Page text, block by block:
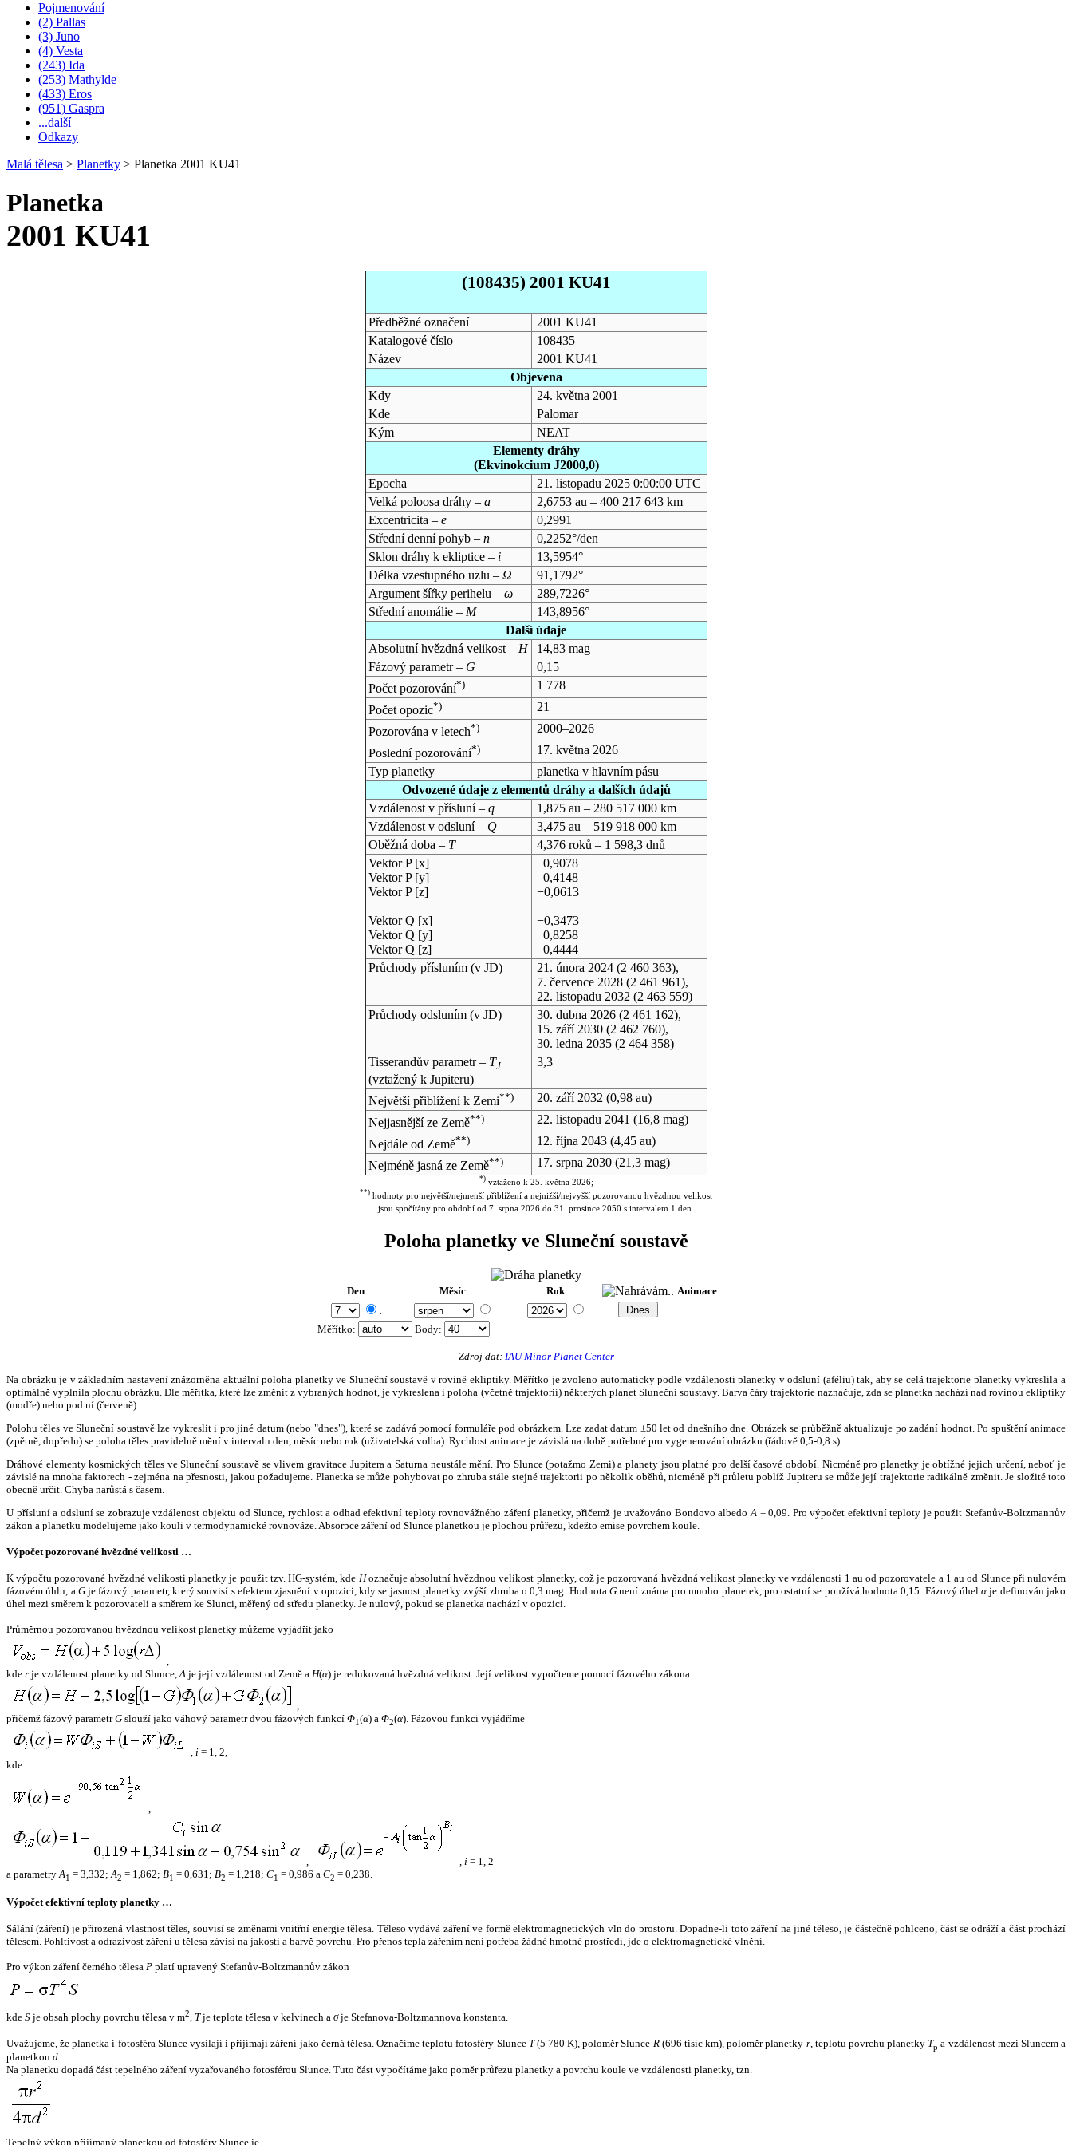
Pojmenování
(2) Pallas
(3) Juno
(4) Vesta
(243) Ida
(253) Mathylde
(433) Eros
(951) Gaspra
...další
Odkazy
Malá tělesa > Planetky > Planetka 2001 KU41
Planetka
2001 KU41
(108435) 2001 KU41
Předběžné označení
2001 KU41
Katalogové číslo
108435
Název
2001 KU41
Objevena
Kdy
24. května 2001
Kde
Palomar
Kým
NEAT
Elementy dráhy
(Ekvinokcium J2000,0)
Epocha
21. listopadu 2025 0:00:00 UTC
Velká poloosa dráhy – a
2,6753 au – 400 217 643 km
Excentricita – e
0,2991
Střední denní pohyb – n
0,2252°/den
Sklon dráhy k ekliptice – i
13,5954°
Délka vzestupného uzlu – Ω
91,1792°
Argument šířky perihelu – ω
289,7226°
Střední anomálie – M
143,8956°
Další údaje
Absolutní hvězdná velikost – H
14,83 mag
Fázový parametr – G
0,15
Počet pozorování*)
1 778
Počet opozic*)
21
Pozorována v letech*)
2000–2026
Poslední pozorování*)
17. května 2026
Typ planetky
planetka v hlavním pásu
Odvozené údaje z elementů dráhy a dalších údajů
Vzdálenost v přísluní – q
1,875 au – 280 517 000 km
Vzdálenost v odsluní – Q
3,475 au – 519 918 000 km
Oběžná doba – T
4,376 roků – 1 598,3 dnů
Vektor P [x]
Vektor P [y]
Vektor P [z]
Vektor Q [x]
Vektor Q [y]
Vektor Q [z]
0,9078
0,4148
−0,0613
−0,3473
0,8258
0,4444
Průchody přísluním (v JD) 21. února 2024(2 460 363),
7. července 2028(2 461 961),
22. listopadu 2032 (2 463 559)
Průchody odsluním (v JD) 30. dubna 2026(2 461 162),
15. září 2030(2 462 760),
30. ledna 2035(2 464 358)
Tisserandův parametr – TJ
(vztažený k Jupiteru)
3,3
Největší přiblížení k Zemi**) 20. září 2032 (0,98 au)
Nejjasnější ze Země**) 22. listopadu 2041 (16,8 mag)
Nejdále od Země**) 12. října 2043(4,45 au)
Nejméně jasná ze Země**) 17. srpna 2030(21,3 mag)
*)vztaženo k 25. května 2026;
**) hodnoty pro největší/nejmenší přiblížení a nejnižší/nejvyšší pozorovanou hvězdnou velikost
jsou spočítány pro období od 7. srpna 2026 do 31. prosince 2050 s intervalem 1 den.
Poloha planetky ve Sluneční soustavě
Den Měsíc Rok Animace
.
Měřítko: Body:
Zdroj dat: IAU Minor Planet Center
Na obrázku je v základním nastavení znázorněna aktuální poloha planetky ve Sluneční soustavě v rovině ekliptiky. Měřítko je zvoleno automaticky podle vzdálenosti planetky v odsluní (aféliu) tak, aby se celá trajektorie planetky vykreslila a
optimálně vyplnila plochu obrázku. Dle měřítka, které lze změnit z vybraných hodnot, je vykreslena i poloha (včetně trajektorií) některých planet Sluneční soustavy. Barva čáry trajektorie naznačuje, zda se planetka nachází nad rovinou ekliptiky
(modře) nebo pod ní (červeně).
Polohu těles ve Sluneční soustavě lze vykreslit i pro jiné datum (nebo "dnes"), které se zadává pomocí formuláře pod obrázkem. Lze zadat datum ±50 let od dnešního dne. Obrázek se průběžně aktualizuje po zadání hodnot. Po spuštění animace
(zpětně, dopředu) se poloha těles pravidelně mění v intervalu den, měsíc nebo rok (uživatelská volba). Rychlost animace je závislá na době potřebné pro vygenerování obrázku (řádově 0,5-0,8 s).
Dráhové elementy kosmických těles ve Sluneční soustavě se vlivem gravitace Jupitera a Saturna neustále mění. Pro Slunce (potažmo Zemi) a planety jsou platné pro delší časové období. Nicméně pro planetky je obtížné jejich určení, neboť je
závislé na mnoha faktorech - zejména na přesnosti, jakou požadujeme. Planetka se může pohybovat po zhruba stále stejné trajektorii po několik oběhů, nicméně při průletu poblíž Jupiteru se může její trajektorie radikálně změnit. Je složité toto
obecně určit. Chyba narůstá s časem.
U přísluní a odsluní se zobrazuje vzdálenost objektu od Slunce, rychlost a odhad efektivní teploty rovnovážného záření planetky, přičemž je uvažováno Bondovo albedo A = 0,09. Pro výpočet efektivní teploty je použit Stefanův-Boltzmannův
zákon a planetku modelujeme jako kouli v termodynamické rovnováze. Absorpce záření od Slunce planetkou je plochou průřezu, kdežto emise povrchem koule.
Výpočet pozorované hvězdné velikosti …
K výpočtu pozorované hvězdné velikosti planetky je použit tzv. HG-systém, kde Hoznačuje absolutní hvězdnou velikost planetky, což je pozorovaná hvězdná velikost planetky ve vzdálenosti 1 au od pozorovatele a 1 au od Slunce při nulovém
fázovém úhlu, a Gje fázový parametr, který souvisí s efektem zjasnění v opozici, kdy se jasnost planetky zvýší zhruba o 0,3 mag. HodnotaG není známa pro mnoho planetek, pro ostatní se používá hodnota 0,15. Fázový úhelα je definován jako
úhel mezi směrem k pozorovateli a směrem ke Slunci, měřený od středu planetky. Je nulový, pokud se planetka nachází v opozici.
Průměrnou pozorovanou hvězdnou velikost planetky můžeme vyjádřit jako
,
kde r je vzdálenost planetky od Slunce,Δ je její vzdálenost od Země a H(α) je redukovaná hvězdná velikost. Její velikost vypočteme pomocí fázového zákona
,
přičemž fázový parametrG slouží jako váhový parametr dvou fázových funkcí Φ1(α) a Φ2(α). Fázovou funkci vyjádříme
, i = 1, 2,
kde
,
, , i = 1, 2
a parametryA1 = 3,332;A2 = 1,862; B1 = 0,631; B2 = 1,218; C1 = 0,986 a C2 = 0,238.
Výpočet efektivní teploty planetky …
Sálání (záření) je přirozená vlastnost těles, souvisí se změnami vnitřní energie tělesa. Těleso vydává záření ve formě elektromagnetických vln do prostoru. Dopadne-li toto záření na jiné těleso, je částečně pohlceno, část se odráží a část prochází
tělesem. Pohltivost a odrazivost záření u tělesa závisí na jakosti a barvě povrchu. Pro přenos tepla zářením není potřeba žádné hmotné prostředí, jde o elektromagnetické vlnění.
Pro výkon záření černého tělesa P platí upravený Stefanův-Boltzmannův zákon
kde S je obsah plochy povrchu tělesa v m2, Tje teplota tělesa v kelvinech a σje Stefanova-Boltzmannova konstanta.
Uvažujeme, že planetka i fotosféra Slunce vysílají i přijímají záření jako černá tělesa. Označíme teplotu fotosféry Slunce T(5 780 K), poloměr Slunce R(696 tisíc km), poloměr planetky r, teplotu povrchu planetky Tp a vzdálenost mezi Sluncem a
planetkou d.
Na planetku dopadá část tepelného záření vyzařovaného fotosférou Slunce. Tuto část vypočítáme jako poměr průřezu planetky a povrchu koule ve vzdálenosti planetky, tzn.
Tepelný výkon přijímaný planetkou od fotosféry Slunce je